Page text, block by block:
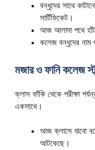
বন্ধুদের সাথে
সার্টিফিকেট।
আজ আলাদা পথে
কলেজ বন্ধুদের
মজার ও ফানি কলেজ
ক্লাস ফাঁকি থেকে পরীক্ষা
একসাথে।
আজ ক্লাসে যাবো
আটকেছে।